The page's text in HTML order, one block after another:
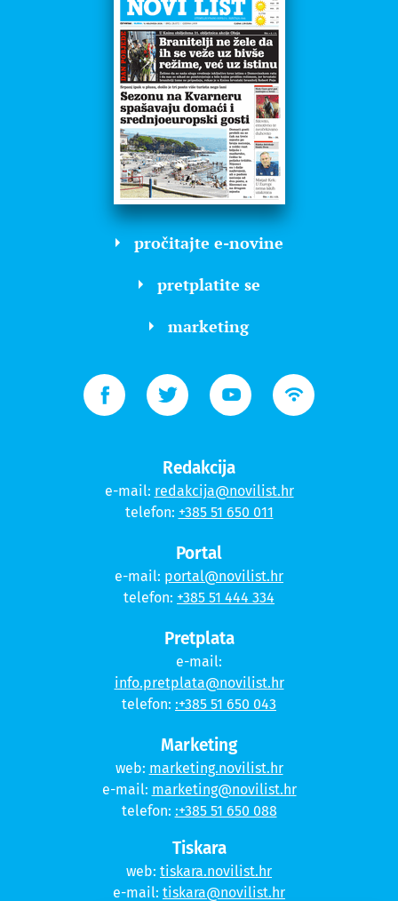
pročitajte e-novine
pretplatite se
marketing
Redakcija
e-mail: redakcija@novilist.hr
telefon: +385 51 650 011
Portal
e-mail: portal@novilist.hr
telefon: +385 51 444 334
Pretplata
e-mail:
info.pretplata@novilist.hr
telefon: :+385 51 650 043
Marketing
web: marketing.novilist.hr
e-mail: marketing@novilist.hr
telefon: :+385 51 650 088
Tiskara
web: tiskara.novilist.hr
e-mail: tiskara@novilist.hr